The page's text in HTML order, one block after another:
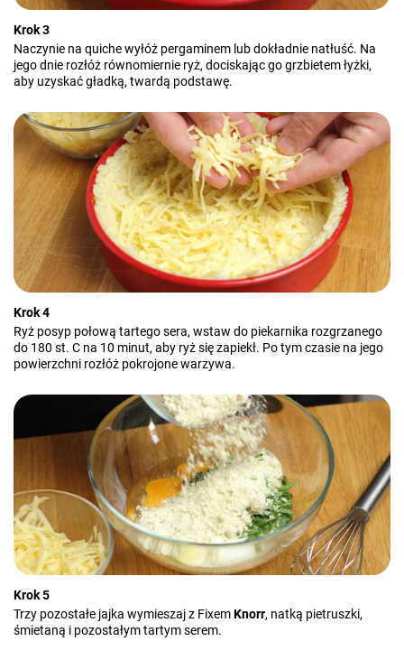
Krok 3
Naczynie na quiche wyłóż pergaminem lub dokładnie natłuść. Na
jego dnie rozłóż równomiernie ryż, dociskając go grzbietem łyżki,
aby uzyskać gładką, twardą podstawę.
Krok 4
Ryż posyp połową tartego sera, wstaw do piekarnika rozgrzanego
do 180 st. C na 10 minut, aby ryż się zapiekł. Po tym czasie na jego
powierzchni rozłóż pokrojone warzywa.
Krok 5
Trzy pozostałe jajka wymieszaj z FixemKnorr, natką pietruszki,
śmietaną i pozostałym tartym serem.